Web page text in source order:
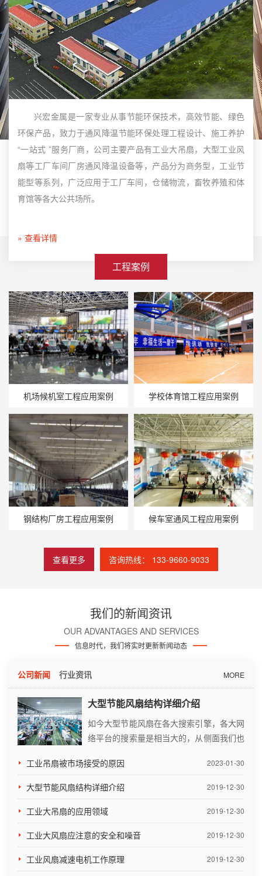
兴宏金属是一家专业从事节能环保技术，高效节能、绿色
环保产品，致力于通风降温节能环保处理工程设计、施工养护
“一站式 ”服务厂商，公司主要产品有工业大吊扇，大型工业风
扇等工厂车间厂房通风降温设备等，产品分为商务型，工业节
能型等系列，广泛应用于工厂车间，仓储物流，畜牧养殖和体
育馆等各大公共场所。
» 查看详情
工程案例
机场候机室工程应用案例 学校体育馆工程应用案例
钢结构厂房工程应用案例 候车室通风工程应用案例
查看更多 咨询热线： 133-9660-9033
我们的新闻资讯
OUR ADVANTAGES AND SERVICES
信息时代，我们将实时更新新闻动态
MORE
公司新闻 行业资讯
大型节能风扇结构详细介绍
如今大型节能风扇在各大搜索引擎，各大网
络平台的搜索量是相当大的，从侧面我们也
是专门为食堂、候车室、展览厅、大型超市
等空间较大的场所使用。作为一名及格的采
购员，原则是为公司采购质量好并且价格合
适的产品，那么产品结构是很重要的一点。
一、驱动装置工...
工业吊扇被市场接受的原因 2023-01-30
大型节能风扇结构详细介绍 2019-12-30
工业大吊扇的应用领域 2019-12-30
工业大风扇应注意的安全和噪音 2019-12-30
工业风扇减速电机工作原理 2019-12-30